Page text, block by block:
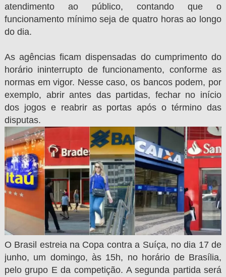
atendimento ao público, contando que o
funcionamento mínimo seja de quatro horas ao longo
do dia.
As agências ficam dispensadas do cumprimento do
horário ininterrupto de funcionamento, conforme as
normas em vigor. Nesse caso, os bancos podem, por
exemplo, abrir antes das partidas, fechar no início
dos jogos e reabrir as portas após o término das
disputas.
O Brasil estreia na Copa contra a Suíça, no dia 17 de
junho, um domingo, às 15h, no horário de Brasília,
pelo grupo E da competição. A segunda partida será